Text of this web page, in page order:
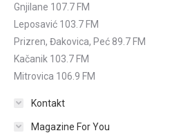
Gnjilane 107.7 FM
Leposavić 103.7 FM
Prizren, Đakovica, Peć 89.7 FM
Kačanik 103.7 FM
Mitrovica 106.9 FM
Kontakt
Magazine For You